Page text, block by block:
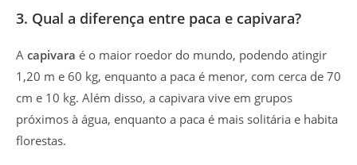
3. Qual a diferença entre paca e capivara?
A capivara é o maior roedor do mundo, podendo atingir
1,20 m e 60 kg, enquanto a paca é menor, com cerca de 70
cm e 10 kg. Além disso, a capivara vive em grupos
próximos à água, enquanto a paca é mais solitária e habita
florestas.